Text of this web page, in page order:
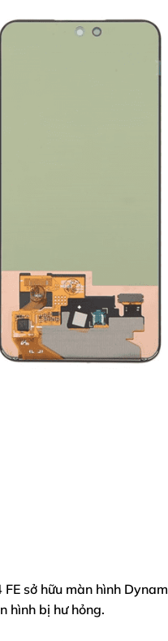
FE sở hữu màn hình
hình bị hư hỏng.